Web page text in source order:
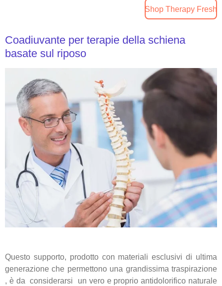
Shop Therapy Fresh
Coadiuvante per terapie della schiena
basate sul riposo
Questo supporto, prodotto con materiali esclusivi di ultima
generazione che permettono una grandissima traspirazione
, è da considerarsi un vero e proprio antidolorifico naturale